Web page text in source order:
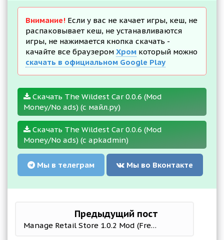
Внимание! Если у вас не качает игры, кеш, не
распаковывает кеш, не устанавливаются
игры, не нажимается кнопка скачать -
качайте все браузером Хром который можно
скачать в официальном Google Play
Скачать The Wildest Car 0.0.6 (Mod
Money/No ads) (с майл.ру)
Скачать The Wildest Car 0.0.6 (Mod
Money/No ads) (с apkadmin)
Мы в телеграм Мы во Вконтакте
Предыдущий пост
Manage Retail Store 1.0.2 Mod (Free Shopping)